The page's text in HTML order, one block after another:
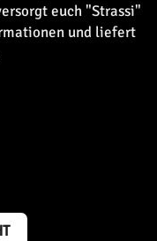
euch "Strassi"
und liefert